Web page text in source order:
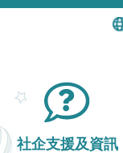
社企支援及資訊